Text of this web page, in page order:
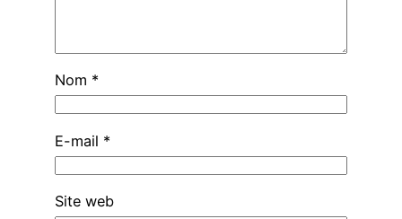
Nom *
E-mail *
Site web